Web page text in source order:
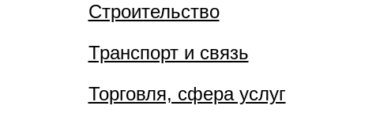
Строительство
Транспорт и связь
Торговля, сфера услуг